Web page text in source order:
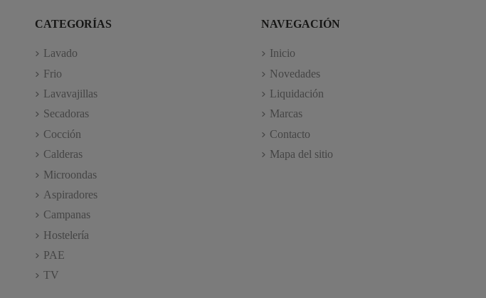
CATEGORÍAS
Lavado
Frio
Lavavajillas
Secadoras
Cocción
Calderas
Microondas
Aspiradores
Campanas
Hostelería
PAE
TV
NAVEGACIÓN
Inicio
Novedades
Liquidación
Marcas
Contacto
Mapa del sitio